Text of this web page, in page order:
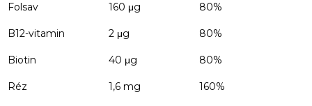
Folsav 160 μg 80%
B12-vitamin 2 μg 80%
Biotin 40 μg 80%
Réz 1,6 mg 160%